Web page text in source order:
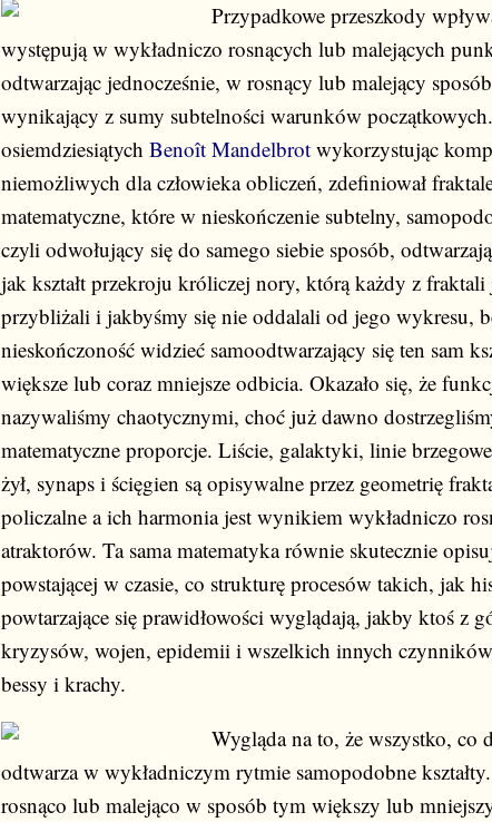
Przypadkowe przeszkody
występują w wykładniczo rosnących lub malejących
odtwarzając jednocześnie, w rosnący lub malejący
wynikający z sumy subtelności warunków
osiemdziesiątych Benoît Mandelbrot wykorzystując
niemożliwych dla człowieka obliczeń, zdefiniował
matematyczne, które w nieskończenie subtelny,
czyli odwołujący się do samego siebie sposób,
jak kształt przekroju króliczej nory, którą każdy z
przybliżali i jakbyśmy się nie oddalali od jego wykresu,
nieskończoność widzieć samoodtwarzający się ten sam
większe lub coraz mniejsze odbicia. Okazało się, że
nazywaliśmy chaotycznymi, choć już dawno
matematyczne proporcje. Liście, galaktyki, linie
żył, synaps i ścięgien są opisywalne przez geometrię
policzalne a ich harmonia jest wynikiem wykładniczo
atraktorów. Ta sama matematyka równie skutecznie
powstającej w czasie, co strukturę procesów takich, jak
powtarzające się prawidłowości wyglądają, jakby ktoś z
kryzysów, wojen, epidemii i wszelkich innych
bessy i krachy.
Wygląda na to, że wszystko, co
odtwarza w wykładniczym rytmie samopodobne
rosnąco lub malejąco w sposób tym większy lub